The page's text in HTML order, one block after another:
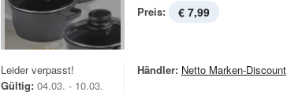
Preis: € 7,99
Leider verpasst!
Gültig: 04.03. - 10.03.
Händler: Netto Marken-Discount